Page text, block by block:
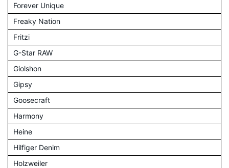
Forever Unique
Freaky Nation
Fritzi
G-Star RAW
Giolshon
Gipsy
Goosecraft
Harmony
Heine
Hilfiger Denim
Holzweiler